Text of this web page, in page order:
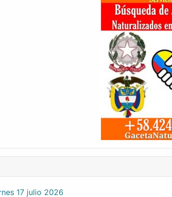
17 julio 2026